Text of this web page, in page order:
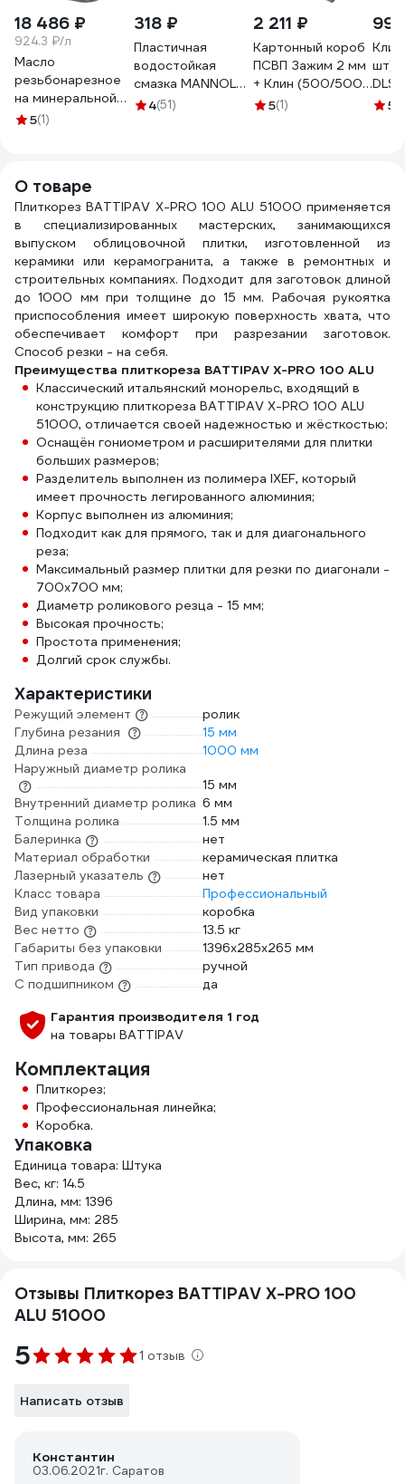
18 486 ₽
924.3 ₽/л
Масло
резьбонарезное
на минеральной
основе 20 л
5(1)
318 ₽
Пластичная
водостойкая
смазка MANNOL
WR-2 Universal
4(51)
2 211 ₽
Картонный короб
ПСВП Зажим 2 мм
+ Клин (500/500
шт.) 3252453
5(1)
шт)
5
О товаре
Плиткорез BATTIPAV X-PRO 100 ALU 51000 применяется
в специализированных мастерских, занимающихся
выпуском облицовочной плитки, изготовленной из
керамики или керамогранита, а также в ремонтных и
строительных компаниях. Подходит для заготовок длиной
до 1000 мм при толщине до 15 мм. Рабочая рукоятка
приспособления имеет широкую поверхность хвата, что
обеспечивает комфорт при разрезании заготовок.
Способ резки - на себя.
Преимущества плиткореза BATTIPAV X-PRO 100 ALU
Классический итальянский монорельс, входящий в
конструкцию плиткореза BATTIPAV X-PRO 100 ALU
51000, отличается своей надежностью и жёсткостью;
Оснащён гониометром и расширителями для плитки
больших размеров;
Разделитель выполнен из полимера IXEF, который
имеет прочность легированного алюминия;
Корпус выполнен из алюминия;
Подходит как для прямого, так и для диагонального
реза;
Максимальный размер плитки для резки по диагонали -
700х700 мм;
Диаметр роликового резца - 15 мм;
Высокая прочность;
Простота применения;
Долгий срок службы.
Характеристики
Режущий элемент
ролик
Глубина резания
15 мм
Длина реза
1000 мм
Наружный диаметр ролика
15 мм
Внутренний диаметр ролика 6 мм
Толщина ролика
1.5 мм
Балеринка
нет
Материал обработки
керамическая плитка
Лазерный указатель
нет
Класс товара
Профессиональный
Вид упаковки
коробка
Вес нетто
13.5 кг
Габариты без упаковки
1396x285x265 мм
Тип привода
ручной
С подшипником
да
Гарантия производителя 1 год
на товары BATTIPAV
Комплектация
Плиткорез;
Профессиональная линейка;
Коробка.
Упаковка
Единица товара: Штука
Вес, кг: 14.5
Длина, мм: 1396
Ширина, мм: 285
Высота, мм: 265
Отзывы Плиткорез BATTIPAV X-PRO 100
ALU 51000
5 1 отзыв
Написать отзыв
Константин
03.06.2021г. Саратов